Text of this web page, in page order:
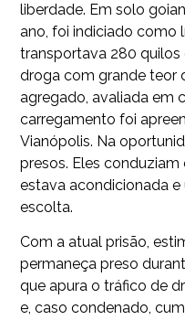
liberdade. Em solo
ano, foi indiciado como
transportava 280
droga com grande teor
agregado, avaliada em
carregamento foi
Vianópolis. Na
presos. Eles
estava acondicionada
escolta.
Com a atual prisão,
permaneça preso
que apura o tráfico de
e, caso condenado,